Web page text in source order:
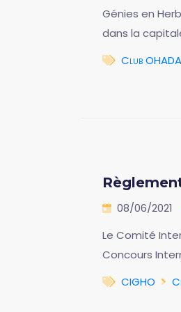
Génies en
dans la
Club OHADA
08/06/2021
Le Comité
Concours
CIGHO